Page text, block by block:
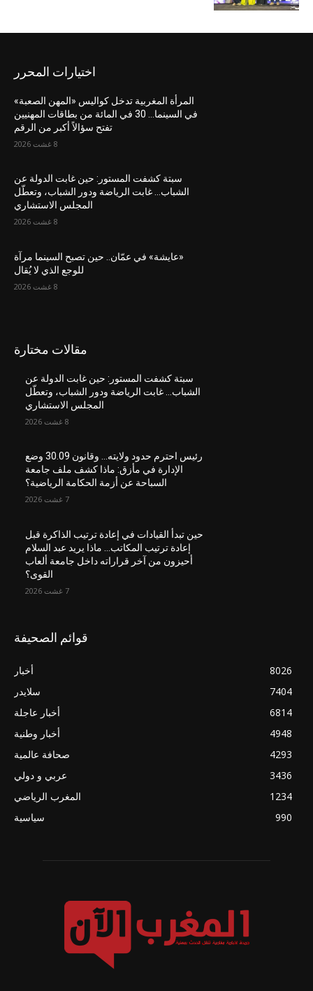
اختيارات المحرر
المرأة المغربية تدخل كواليس «المهن الصعبة»
في السينما… 30 في المائة من بطاقات المهنيين
تفتح سؤالاً أكبر من الرقم
8 غشت 2026
سبتة كشفت المستور: حين غابت الدولة عن
الشباب… غابت الرياضة ودور الشباب، وتعطّل
المجلس الاستشاري
8 غشت 2026
«عايشة» في عمّان.. حين تصبح السينما مرآة
للوجع الذي لا يُقال
8 غشت 2026
مقالات مختارة
سبتة كشفت المستور: حين غابت الدولة عن
الشباب… غابت الرياضة ودور الشباب، وتعطّل
المجلس الاستشاري
8 غشت 2026
رئيس احترم حدود ولايته… وقانون 30.09 وضع
الإدارة في مأزق: ماذا كشف ملف جامعة
السباحة عن أزمة الحكامة الرياضية؟
7 غشت 2026
حين تبدأ القيادات في إعادة ترتيب الذاكرة قبل
إعادة ترتيب المكاتب… ماذا يريد عبد السلام
أحيزون من آخر قراراته داخل جامعة ألعاب
القوى؟
7 غشت 2026
قوائم الصحيفة
أخبار
8026
سلايدر
7404
أخبار عاجلة
6814
أخبار وطنية
4948
صحافة عالمية
4293
عربي و دولي
3436
المغرب الرياضي
1234
سياسية
990